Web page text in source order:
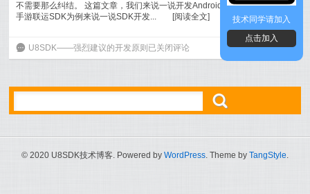
不需要那么纠结。 这篇文章，我们来说一说开发Android SDK插件，主要以
手游联运SDK为例来说一说SDK开发...
[阅读全文]
6 U8SDK——强烈建议的开发原则 已关闭评论
ő
© 2020 U8SDK技术博客. Powered by WordPress. Theme by TangStyle.
技术同学请加入
点击加入